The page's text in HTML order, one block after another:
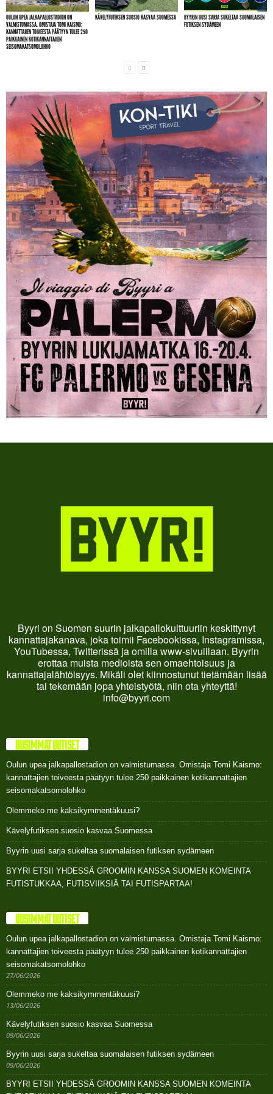
OULUN UPEA JALKAPALLOSTADION ON
VALMISTUMASSA. OMISTAJA TOMI KAISMO:
KANNATTAJIEN TOIVEESTA PÄÄTYYN TULEE 250
PAIKKAINEN KOTIKANNATTAJIEN
SEISOMAKATSOMOLOHKO
KÄVELYFUTIKSEN SUOSIO KASVAA SUOMESSA
BYYRIN UUSI SARJA SUKELTAA SUOMALAISEN
FUTIKSEN SYDÄMEEN
Byyri on Suomen suurin jalkapallokulttuuriin keskittynyt
kannattajakanava, joka toimii Facebookissa, Instagramissa,
YouTubessa, Twitterissä ja omilla www-sivuillaan. Byyrin
erottaa muista medioista sen omaehtoisuus ja
kannattajalähtöisyys. Mikäli olet kiinnostunut tietämään lisää
tai tekemään jopa yhteistyötä, niin ota yhteyttä!
info@byyri.com
UUSIMMAT UUTISET
Oulun upea jalkapallostadion on valmistumassa. Omistaja Tomi Kaismo:
kannattajien toiveesta päätyyn tulee 250 paikkainen kotikannattajien
seisomakatsomolohko
Olemmeko me kaksikymmentäkuusi?
Kävelyfutiksen suosio kasvaa Suomessa
Byyrin uusi sarja sukeltaa suomalaisen futiksen sydämeen
BYYRI ETSII YHDESSÄ GROOMIN KANSSA SUOMEN KOMEINTA
FUTISTUKKAA, FUTISVIIKSIÄ TAI FUTISPARTAA!
UUSIMMAT UUTISET
Oulun upea jalkapallostadion on valmistumassa. Omistaja Tomi Kaismo:
kannattajien toiveesta päätyyn tulee 250 paikkainen kotikannattajien
seisomakatsomolohko
27/06/2026
Olemmeko me kaksikymmentäkuusi?
13/06/2026
Kävelyfutiksen suosio kasvaa Suomessa
09/06/2026
Byyrin uusi sarja sukeltaa suomalaisen futiksen sydämeen
09/06/2026
BYYRI ETSII YHDESSÄ GROOMIN KANSSA SUOMEN KOMEINTA